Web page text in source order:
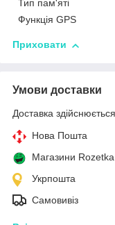
Тип пам'яті
Функція GPS
Приховати
Умови доставки
Доставка
Нова Пошта
Магазини Rozetka
Укрпошта
Самовивіз